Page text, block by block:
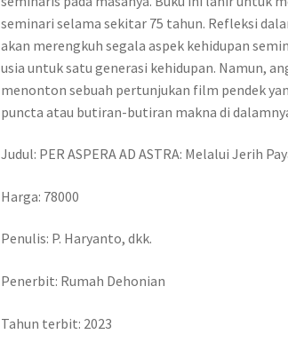
seminari selama sekitar 75 tahun. Refleksi
akan merengkuh segala aspek kehidupan
usia untuk satu generasi kehidupan. Namun,
menonton sebuah pertunjukan film pendek
puncta atau butiran-butiran makna di
Judul: PER ASPERA AD ASTRA: Melalui Jerih
Harga: 78000
Penulis: P. Haryanto, dkk.
Penerbit: Rumah Dehonian
Tahun terbit: 2023